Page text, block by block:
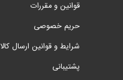
قوانین و مقررات
حریم خصوصی
شرایط و قوانین ارسال کالا
پشتیبانی